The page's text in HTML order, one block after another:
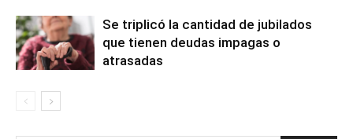
Se triplicó la cantidad de jubilados
que tienen deudas impagas o
atrasadas